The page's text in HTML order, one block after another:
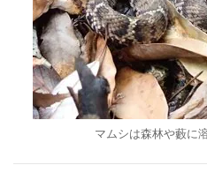
マムシは森林や藪に